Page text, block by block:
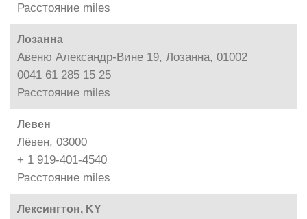
Расстояние miles
Лозанна
Авеню Александр-Вине 19, Лозанна, 01002
0041 61 285 15 25
Расстояние miles
Левен
Лёвен, 03000
+ 1 919-401-4540
Расстояние miles
Лексингтон, KY